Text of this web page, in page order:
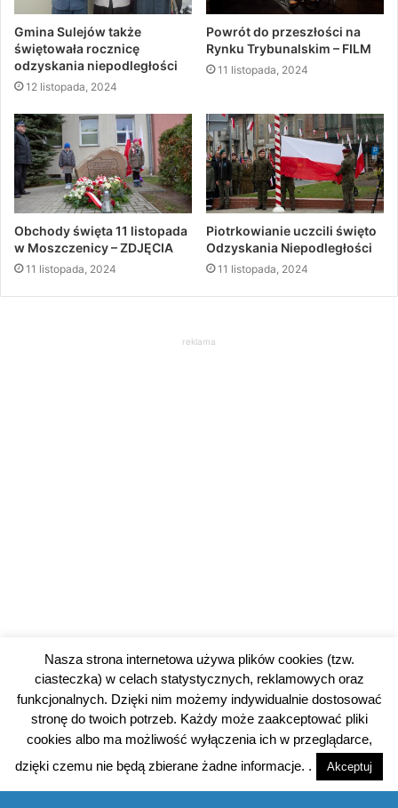
Gmina Sulejów także
świętowała rocznicę
odzyskania niepodległości
12 listopada, 2024
Powrót do przeszłości na
Rynku Trybunalskim – FILM
11 listopada, 2024
Obchody święta 11 listopada
w Moszczenicy – ZDJĘCIA
11 listopada, 2024
Piotrkowianie uczcili święto
Odzyskania Niepodległości
11 listopada, 2024
reklama
Nasza strona internetowa używa plików cookies (tzw.
ciasteczka) w celach statystycznych, reklamowych oraz
funkcjonalnych. Dzięki nim możemy indywidualnie dostosować
stronę do twoich potrzeb. Każdy może zaakceptować pliki
cookies albo ma możliwość wyłączenia ich w przeglądarce,
dzięki czemu nie będą zbierane żadne informacje. .
Akceptuj